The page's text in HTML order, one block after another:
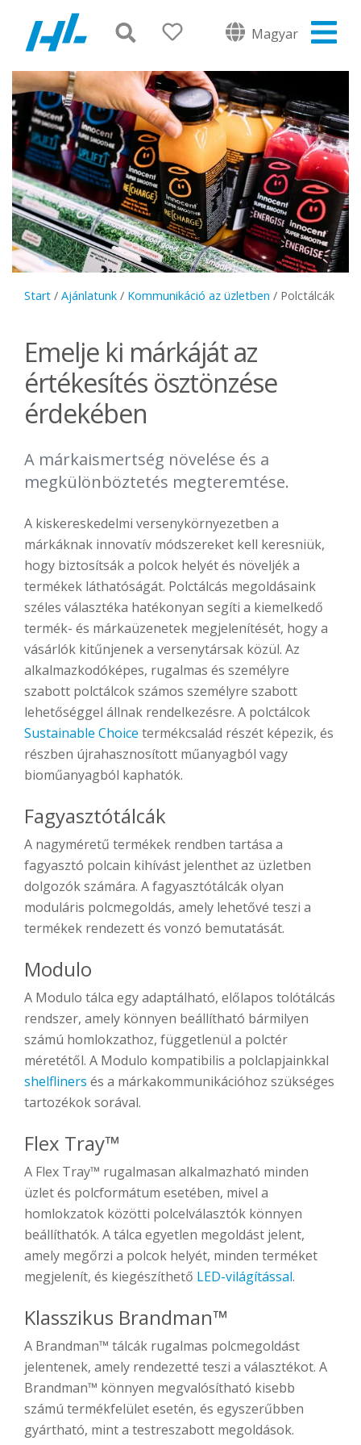
Magyar
Start / Ajánlatunk / Kommunikáció az üzletben / Polctálcák
Emelje ki márkáját az
értékesítés ösztönzése
érdekében
A márkaismertség növelése és a
megkülönböztetés megteremtése.
A kiskereskedelmi versenykörnyezetben a
márkáknak innovatív módszereket kell keresniük,
hogy biztosítsák a polcok helyét és növeljék a
termékek láthatóságát. Polctálcás megoldásaink
széles választéka hatékonyan segíti a kiemelkedő
termék- és márkaüzenetek megjelenítését, hogy a
vásárlók kitűnjenek a versenytársak közül. Az
alkalmazkodóképes, rugalmas és személyre
szabott polctálcok számos személyre szabott
lehetőséggel állnak rendelkezésre. A polctálcok
Sustainable Choice termékcsalád részét képezik, és
részben újrahasznosított műanyagból vagy
bioműanyagból kaphatók.
Fagyasztótálcák
A nagyméretű termékek rendben tartása a
fagyasztó polcain kihívást jelenthet az üzletben
dolgozók számára. A fagyasztótálcák olyan
moduláris polcmegoldás, amely lehetővé teszi a
termékek rendezett és vonzó bemutatását.
Modulo
A Modulo tálca egy adaptálható, előlapos tolótálcás
rendszer, amely könnyen beállítható bármilyen
számú homlokzathoz, függetlenül a polctér
méretétől. A Modulo kompatibilis a polclapjainkkal
shelfliners és a márkakommunikációhoz szükséges
tartozékok sorával.
Flex Tray™
A Flex Tray™ rugalmasan alkalmazható minden
üzlet és polcformátum esetében, mivel a
homlokzatok közötti polcelválasztók könnyen
beállíthatók. A tálca egyetlen megoldást jelent,
amely megőrzi a polcok helyét, minden terméket
megjelenít, és kiegészíthető LED-világítással.
Klasszikus Brandman™
A Brandman™ tálcák rugalmas polcmegoldást
jelentenek, amely rendezetté teszi a választékot. A
Brandman™ könnyen megvalósítható kisebb
számú termékfelület esetén, és egyszerűbben
gyártható, mint a testreszabott megoldások.